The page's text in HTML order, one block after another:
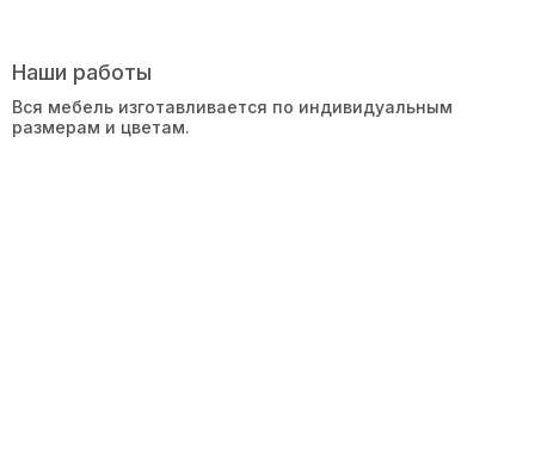
Наши работы
Вся мебель изготавливается по индивидуальным
размерам и цветам.